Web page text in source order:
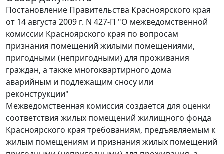
Постановление Правительства Красноярского края
от 14 августа 2009 г. N 427-П "О межведомственной
комиссии Красноярского края по вопросам
признания помещений жилыми помещениями,
пригодными (непригодными) для проживания
граждан, а также многоквартирного дома
аварийным и подлежащим сносу или
реконструкции"
Межведомственная комиссия создается для оценки
соответствия жилых помещений жилищного фонда
Красноярского края требованиям, предъявляемым к
жилым помещениям и признания жилых помещений